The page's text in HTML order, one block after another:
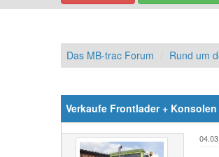
Das MB-trac Forum Rund um
Verkaufe Frontlader +